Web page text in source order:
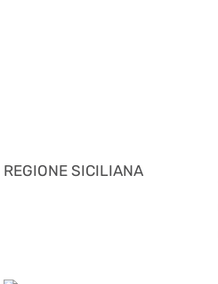
REGIONE SICILIANA